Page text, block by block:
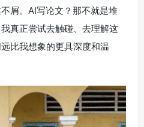
屑。AI写论文？那不就是堆
真正尝试去触碰、去理解这
比我想象的更具深度和温